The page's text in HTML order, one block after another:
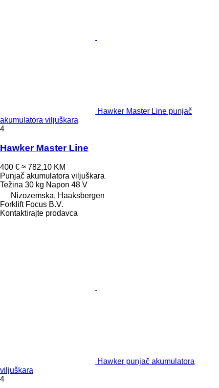
Hawker Master Line punjač
akumulatora viljuškara
4
Hawker Master Line
400 € ≈ 782,10 KM
Punjač akumulatora viljuškara
Težina 30 kg Napon 48 V
Nizozemska, Haaksbergen
Forklift Focus B.V.
Kontaktirajte prodavca
Hawker punjač akumulatora
viljuškara
4